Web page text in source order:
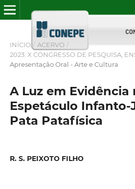
INÍCIO / ACERVO /
2023: X CONGRESSO DE PESQUISA,
Apresentação Oral - Arte e Cultura
A Luz em Evidência
Espetáculo Infanto-
Pata Patafísica
R. S. PEIXOTO FILHO